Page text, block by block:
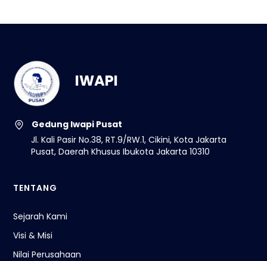
IWAPI
Gedung Iwapi Pusat
Jl. Kali Pasir No.38, RT.9/RW.1, Cikini, Kota Jakarta
Pusat, Daerah Khusus Ibukota Jakarta 10310
TENTANG
Sejarah Kami
Visi & Misi
Nilai Perusahaan